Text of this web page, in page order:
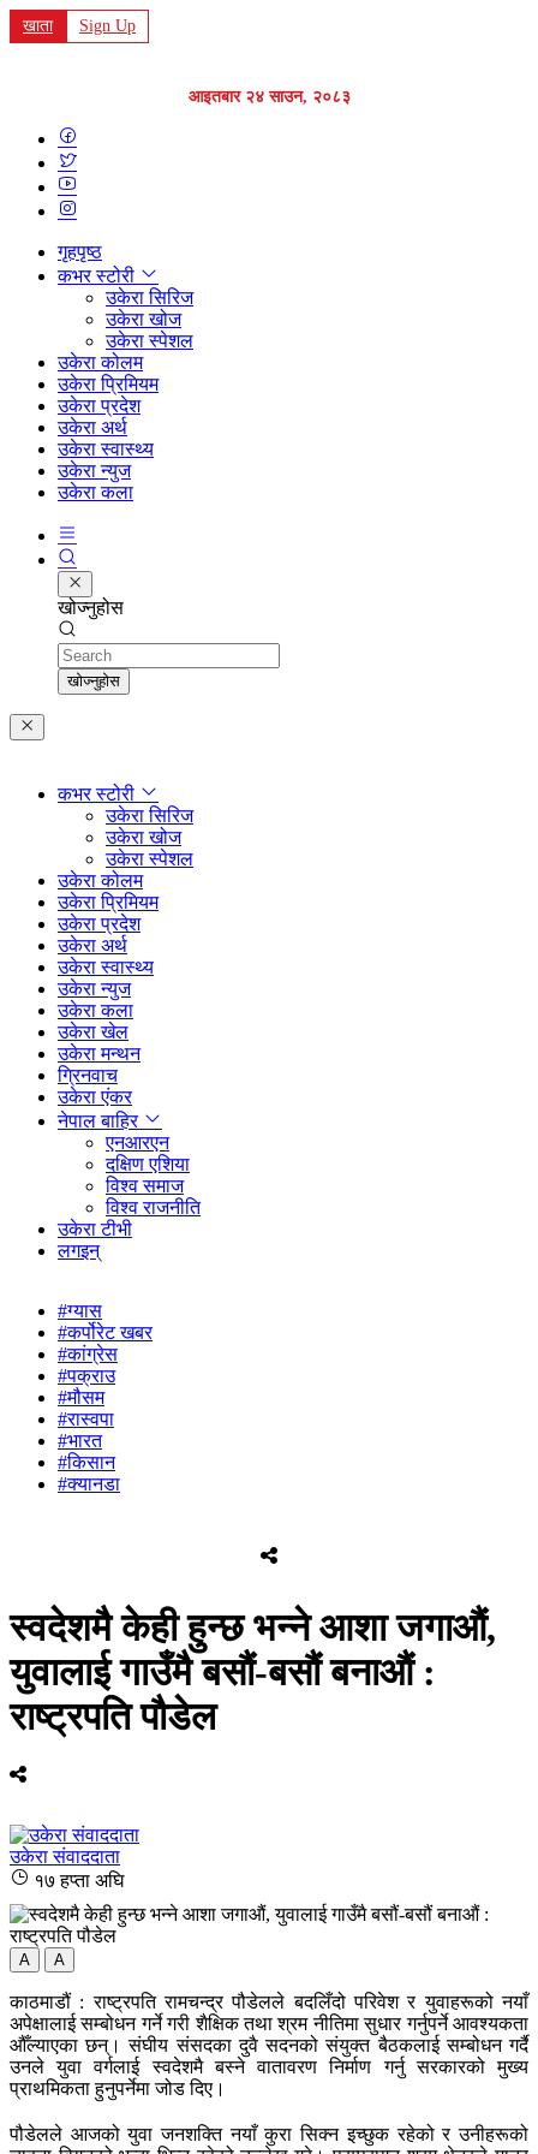
खाता Sign Up
आइतबार २४ साउन, २०८३
गृहपृष्ठ
कभर स्टोरी
उकेरा सिरिज
उकेरा खोज
उकेरा स्पेशल
उकेरा कोलम
उकेरा प्रिमियम
उकेरा प्रदेश
उकेरा अर्थ
उकेरा स्वास्थ्य
उकेरा न्युज
उकेरा कला
खोज्नुहोस
Search
खोज्नुहोस
कभर स्टोरी
उकेरा सिरिज
उकेरा खोज
उकेरा स्पेशल
उकेरा कोलम
उकेरा प्रिमियम
उकेरा प्रदेश
उकेरा अर्थ
उकेरा स्वास्थ्य
उकेरा न्युज
उकेरा कला
उकेरा खेल
उकेरा मन्थन
ग्रिनवाच
उकेरा एंकर
नेपाल बाहिर
एनआरएन
दक्षिण एशिया
विश्व समाज
विश्व राजनीति
उकेरा टीभी
लगइन्
#ग्यास
#कर्पोरेट खबर
#कांग्रेस
#पक्राउ
#मौसम
#रास्वपा
#भारत
#किसान
#क्यानडा
स्वदेशमै केही हुन्छ भन्ने आशा जगाऔं,
युवालाई गाउँमै बसौं-बसौं बनाऔं :
राष्ट्रपति पौडेल
उकेरा संवाददाता
१७ हप्ता अघि
A A
काठमाडौं : राष्ट्रपति रामचन्द्र पौडेलले बदलिँदो परिवेश र युवाहरूको नयाँ
अपेक्षालाई सम्बोधन गर्ने गरी शैक्षिक तथा श्रम नीतिमा सुधार गर्नुपर्ने आवश्यकता
औँल्याएका छन्। संघीय संसदका दुवै सदनको संयुक्त बैठकलाई सम्बोधन गर्दै
उनले युवा वर्गलाई स्वदेशमै बस्ने वातावरण निर्माण गर्नु सरकारको मुख्य
प्राथमिकता हुनुपर्नेमा जोड दिए।
पौडेलले आजको युवा जनशक्ति नयाँ कुरा सिक्न इच्छुक रहेको र उनीहरूको